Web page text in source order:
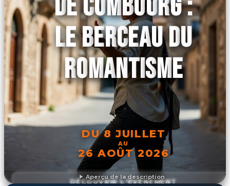
Aperçu de la description
DE COMBOURG :
LE BERCEAU DU
ROMANTISME
DU 8 JUILLET
AU
26 AOÛT 2026
DÉCOUVRIR L'ÉVÉNEMENT